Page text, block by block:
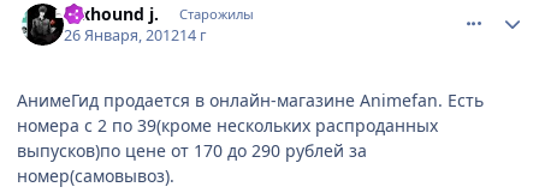
foxhound j. Старожилы
26 Января, 201214 г
АнимеГид продается в онлайн-магазине Animefan. Есть
номера с 2 по 39(кроме нескольких распроданных
выпусков)по цене от 170 до 290 рублей за
номер(самовывоз).